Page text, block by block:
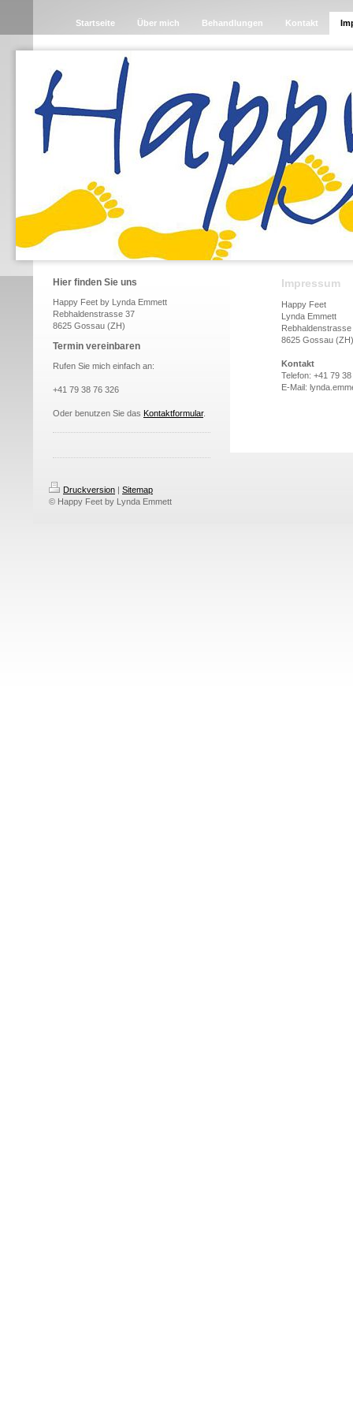
Startseite Über mich Behandlungen Kontakt
Hier finden Sie uns
Happy Feet by Lynda Emmett
Rebhaldenstrasse 37
8625 Gossau (ZH)
Termin vereinbaren
Rufen Sie mich einfach an:
+41 79 38 76 326
Oder benutzen Sie das Kontaktformular.
Impressum
Happy Feet
Lynda Emmett
Rebhaldenstrasse
8625 Gossau (ZH)
Kontakt
Telefon: +41 79
E-Mail:
Druckversion | Sitemap
© Happy Feet by Lynda Emmett